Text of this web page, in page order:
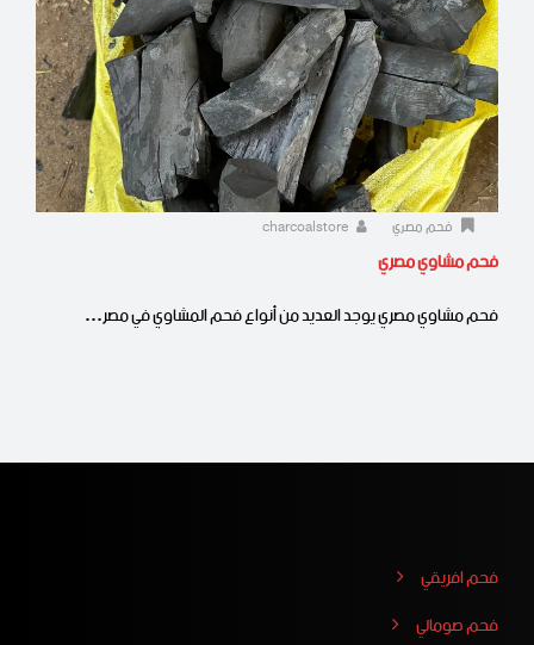
فحم مصري
فحم مشاوي مصري
فحم مشاوي مصري يوجد العديد من أنواع فحم المشاوي في مصر…
فحم افريقي
فحم صومالي